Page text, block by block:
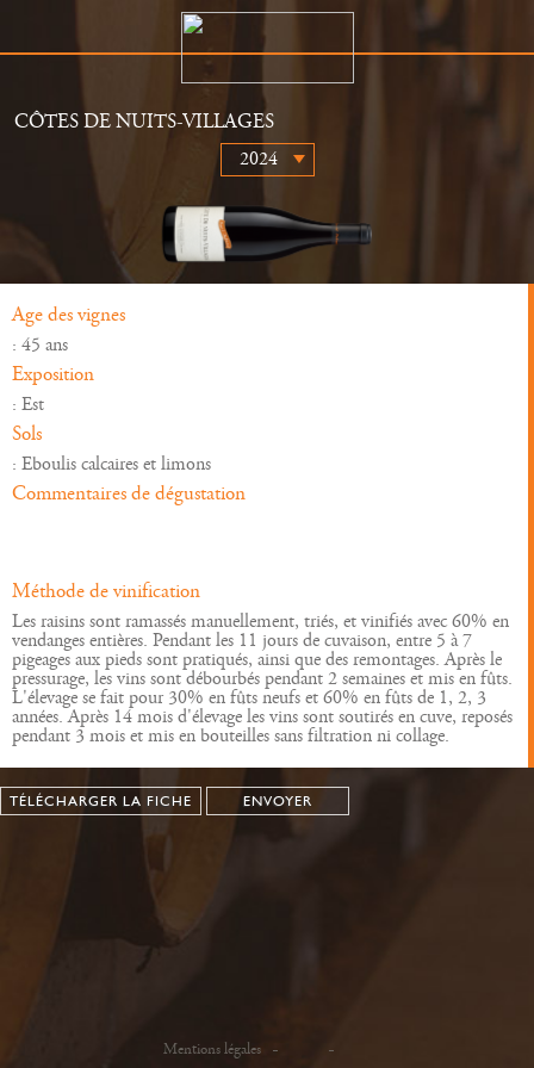
Histoire
Vins
Actualités
CÔTES DE NUITS-VILLAGES
Age des vignes
: 45 ans
Exposition
: Est
Sols
: Eboulis calcaires et limons
Commentaires de dégustation
Méthode de vinification
Les raisins sont ramassés manuellement, triés, et vinifiés avec 60% en
vendanges entières. Pendant les 11 jours de cuvaison, entre 5 à 7
pigeages aux pieds sont pratiqués, ainsi que des remontages. Après le
pressurage, les vins sont débourbés pendant 2 semaines et mis en fûts.
L'élevage se fait pour 30% en fûts neufs et 60% en fûts de 1, 2, 3
années. Après 14 mois d'élevage les vins sont soutirés en cuve, reposés
pendant 3 mois et mis en bouteilles sans filtration ni collage.
TÉLÉCHARGER LA FICHE ENVOYER
Mentions légales